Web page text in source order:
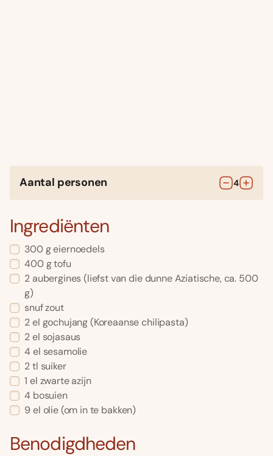
Aantal personen 4
Ingrediënten
300 geiernoedels
400 gtofu
2 aubergines(liefst van die dunne Aziatische, ca. 500
g)
snufzout
2el gochujang(Koreaanse chilipasta)
2el sojasaus
4el sesamolie
2tl suiker
1 el zwarte azijn
4 bosuien
9 el olie(om in te bakken)
Benodigdheden